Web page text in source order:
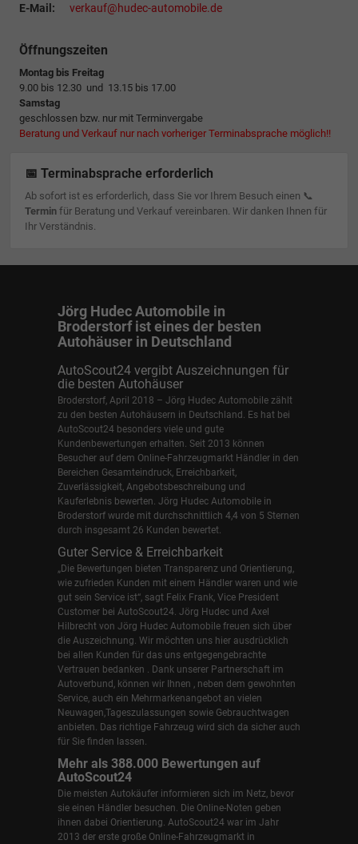
E-Mail:
verkauf@hudec-automobile.de
Öffnungszeiten
Montag bis Freitag
9.00 bis 12.30 und 13.15 bis 17.00
Samstag
geschlossen bzw. nur mit Terminvergabe
Beratung und Verkauf nur nach vorheriger Terminabsprache möglich!!
📅 Terminabsprache erforderlich
Ab sofort ist es erforderlich, dass Sie vor Ihrem Besuch einen 📞
Terminfür Beratung und Verkauf vereinbaren. Wir danken Ihnen für
Ihr Verständnis.
Jörg Hudec Automobile in
Broderstorf ist eines der besten
Autohäuser in Deutschland
AutoScout24 vergibt Auszeichnungen für
die besten Autohäuser
Broderstorf, April 2018 – Jörg Hudec Automobile zählt
zu den besten Autohäusern in Deutschland. Es hat bei
AutoScout24 besonders viele und gute
Kundenbewertungen erhalten. Seit 2013 können
Besucher auf dem Online-Fahrzeugmarkt Händler in den
Bereichen Gesamteindruck, Erreichbarkeit,
Zuverlässigkeit, Angebotsbeschreibung und
Kauferlebnis bewerten. Jörg Hudec Automobile in
Broderstorf wurde mit durchschnittlich 4,4 von 5 Sternen
durch insgesamt 26 Kunden bewertet.
Guter Service & Erreichbarkeit
„Die Bewertungen bieten Transparenz und Orientierung,
wie zufrieden Kunden mit einem Händler waren und wie
gut sein Service ist“, sagt Felix Frank, Vice President
Customer bei AutoScout24. Jörg Hudec und Axel
Hilbrecht von Jörg Hudec Automobile freuen sich über
die Auszeichnung. Wir möchten uns hier ausdrücklich
bei allen Kunden für das uns entgegengebrachte
Vertrauen bedanken . Dank unserer Partnerschaft im
Autoverbund, können wir Ihnen , neben dem gewohnten
Service, auch ein Mehrmarkenangebot an vielen
Neuwagen,Tageszulassungen sowie Gebrauchtwagen
anbieten. Das richtige Fahrzeug wird sich da sicher auch
für Sie finden lassen.
Mehr als 388.000 Bewertungen auf
AutoScout24
Die meisten Autokäufer informieren sich im Netz, bevor
sie einen Händler besuchen. Die Online-Noten geben
ihnen dabei Orientierung. AutoScout24 war im Jahr
2013 der erste große Online-Fahrzeugmarkt in